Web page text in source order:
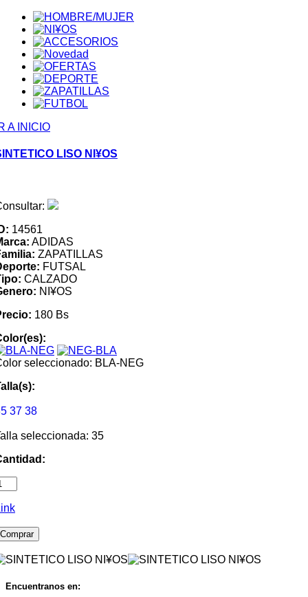
A INICIO
LISO NI¥OS
14561
ADIDAS
ZAPATILLAS
FUTSAL
CALZADO
NI¥OS
180 Bs
seleccionado: BLA-NEG
37 38
seleccionada: 35
Comprar
Encuentranos en: